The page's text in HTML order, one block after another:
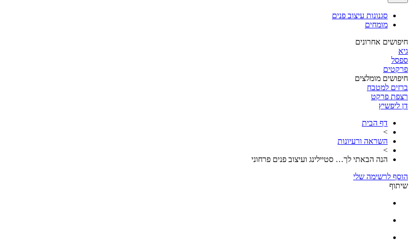
סגנונות עיצוב פנים
מומחים
חיפושים אחרונים
גיא
ספסל
פרקטים
חיפושים מומלצים
ברזים למטבח
רצפת פרקט
דן ליפשיץ
דף הבית
>
השראה ורעיונות
>
הנה הבאתי לך… סטיילינג ועיצוב פנים פרחוני
הוסף לרשימה שלי
שיתוף